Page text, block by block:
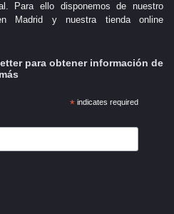
Para ello disponemos de nuestro
Madrid y nuestra tienda online
para obtener información de
*indicates required